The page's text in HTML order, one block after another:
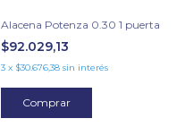
Alacena Potenza 0.30 1 puerta
$92.029,13
3 x $30.676,38 sin interés
Comprar